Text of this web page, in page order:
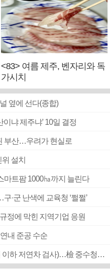
<83> 여름 제주, 벤자리와 독
가시치
옆에 선다(종합)
이냐 제주냐’ 10일 결정
부산…우려가 현실로
설치
마트팜 1000㏊까지 늘린다
·군 난색에 교육청 ‘쩔쩔’
정에 막힌 지역기업 응원
내 준공 수순
■ 검사 신분 버리고 직급하향(10년 이하 저연차 검사)…檢 중수청행 기피